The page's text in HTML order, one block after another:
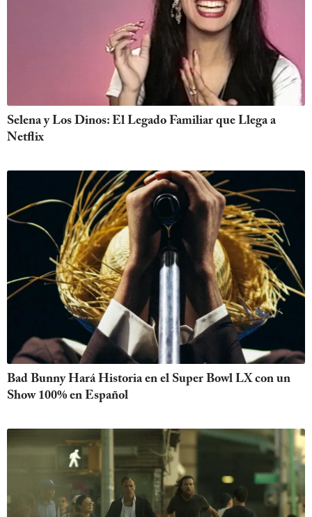
Selena y Los Dinos: El Legado Familiar que Llega a
Netflix
Bad Bunny Hará Historia en el Super Bowl LX con un
Show 100% en Español